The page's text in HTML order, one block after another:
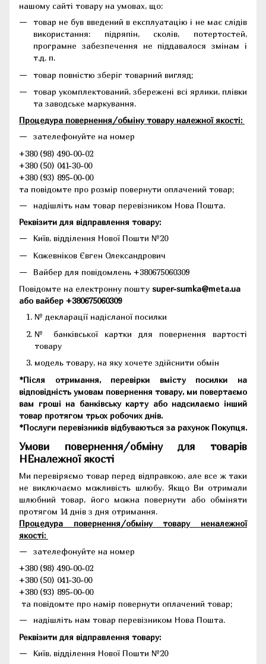
нашому сайті товару на умовах, що:
товар не був введений в експлуатацію і не має слідів
використання: підряпін, сколів, потертостей,
програмне забезпечення не піддавалося змінам і
т.д. п.
товар повністю зберіг товарний вигляд;
товар укомплектований, збережені всі ярлики, плівки
та заводське маркування.
Процедура повернення/обміну товару належної якості:
зателефонуйте на номер
+380 (98) 490-00-02
+380 (50) 041-30-00
+380 (93) 895-00-00
та повідомте про розмір повернути оплачений товар;
надішліть нам товар перевізником Нова Пошта.
Реквізити для відправлення товару:
Київ, відділення Нової Пошти №20
Кожевніков Євген Олександрович
Вайбер для повідомлень +380675060309
Повідомте на електронну пошту super-sumka@meta.ua
або вайбер +380675060309
№ декларації надісланої посилки
№ банківської картки для повернення вартості
товару
модель товару, на яку хочете здійснити обмін
*Після отримання, перевірки вмісту посилки на
відповідність умовам повернення товару, ми повертаємо
вам гроші на банківську карту або надсилаємо інший
товар протягом трьох робочих днів.
*Послуги перевізників відбуваються за рахунок Покупця.
Умови повернення/обміну для товарів
НЕналежної якості
Ми перевіряємо товар перед відправкою, але все ж таки
не виключаємо можливість шлюбу. Якщо Ви отримали
шлюбний товар, його можна повернути або обміняти
протягом 14 днів з дня отримання.
Процедура повернення/обміну товару неналежної
якості:
зателефонуйте на номер
+380 (98) 490-00-02
+380 (50) 041-30-00
+380 (93) 895-00-00
та повідомте про намір повернути оплачений товар;
надішліть нам товар перевізником Нова Пошта.
Реквізити для відправлення товару:
Київ, відділення Нової Пошти №20